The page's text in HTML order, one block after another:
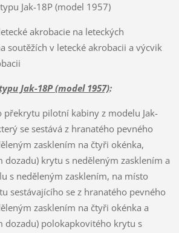
Jak-18P (model 1957)
akrobacie na leteckých
soutěžích v letecké akrobacii a výcvik
Jak-18P (model 1957):
překrytu pilotní kabiny z modelu Jak-
se sestává z hranatého pevného
zasklením na čtyři okénka,
dozadu) krytu s neděleným zasklením a
s neděleným zasklením, na místo
sestávajícího se z hranatého pevného
zasklením na čtyři okénka a
dozadu) polokapkovitého krytu s